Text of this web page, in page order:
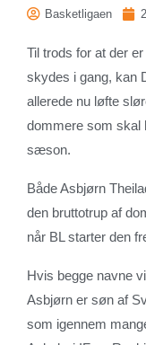
Basketligaen
Til trods for at der
skydes i gang, kan
allerede nu løfte
dommere som skal
sæson.
Både Asbjørn
den bruttotrup af
når BL starter den
Hvis begge navne
Asbjørn er søn af
som igennem